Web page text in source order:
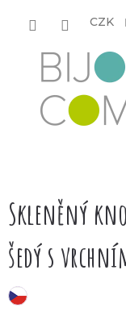
CZK
Skleněný
šedý s